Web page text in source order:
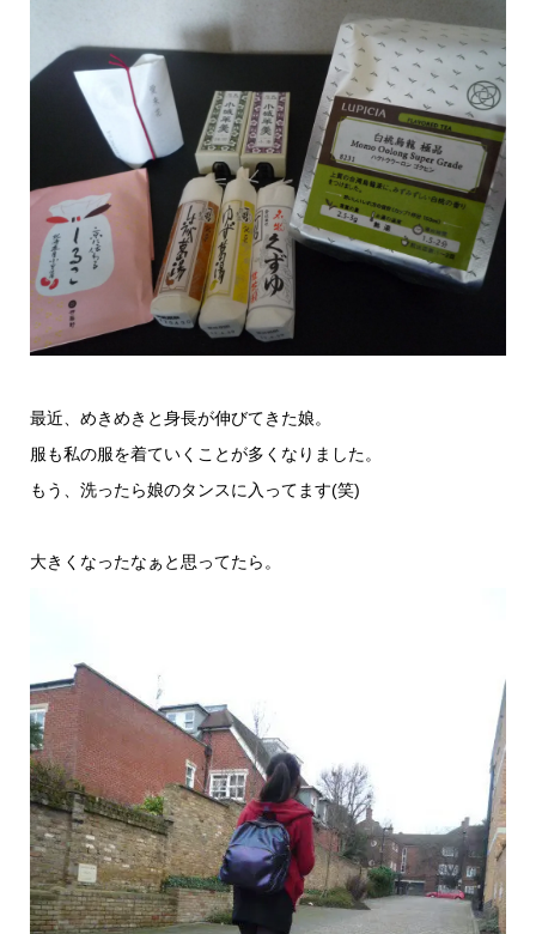
最近、めきめきと身長が伸びてきた娘。
服も私の服を着ていくことが多くなりました。
もう、洗ったら娘のタンスに入ってます(笑)
大きくなったなぁと思ってたら。